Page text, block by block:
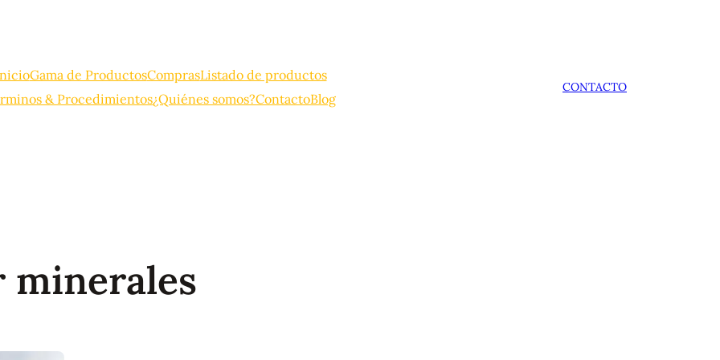
Gama de ProductosComprasListado de productos
& Procedimientos¿Quiénes somos?ContactoBlog
CONTACTO
minerales